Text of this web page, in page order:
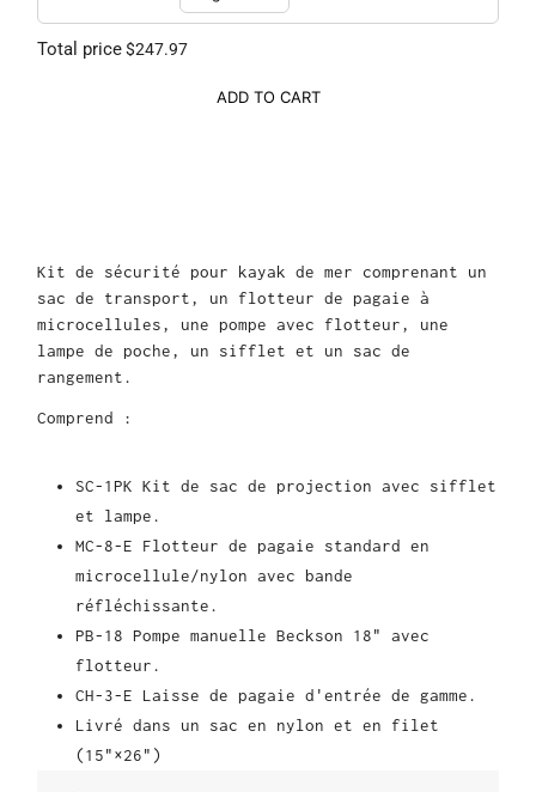
Total price$247.97
ADD TO CART
Kit de sécurité pour kayak de mer comprenant un
sac de transport, un flotteur de pagaie à
microcellules, une pompe avec flotteur, une
lampe de poche, un sifflet et un sac de
rangement.
Comprend :
SC-1PK Kit de sac de projection avec sifflet
et lampe.
MC-8-E Flotteur de pagaie standard en
microcellule/nylon avec bande
réfléchissante.
PB-18 Pompe manuelle Beckson 18" avec
flotteur.
CH-3-E Laisse de pagaie d'entrée de gamme.
Livré dans un sac en nylon et en filet
(15"×26")